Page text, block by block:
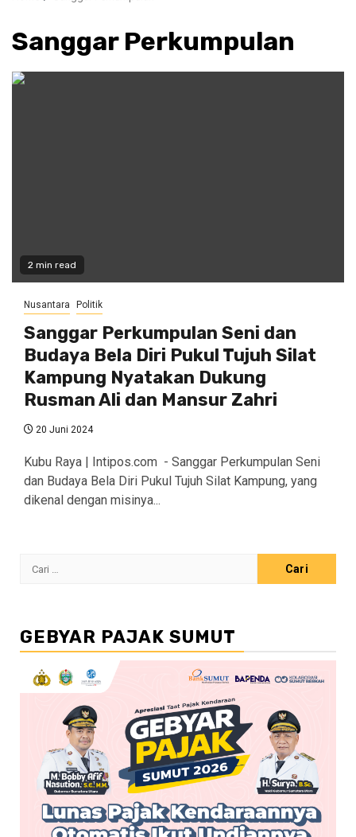
Sanggar Perkumpulan
2 min read
Nusantara Politik
Sanggar Perkumpulan Seni dan
Budaya Bela Diri Pukul Tujuh Silat
Kampung Nyatakan Dukung
Rusman Ali dan Mansur Zahri
20 Juni 2024
Kubu Raya | Intipos.com - Sanggar Perkumpulan Seni
dan Budaya Bela Diri Pukul Tujuh Silat Kampung, yang
dikenal dengan misinya...
Cari
GEBYAR PAJAK SUMUT